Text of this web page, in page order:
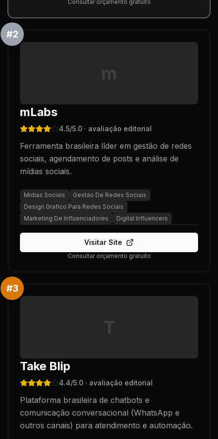
Consultar orçamento gratuito
#2
m
mLabs
4.5/5.0 · avaliação editorial
Ferramenta brasileira líder em gestão de redes
sociais, agendamento de posts e análise de
mídias sociais.
Midias Sociais
Gestao De Redes Sociais
Design Grafico Para Redes Sociais
Marketing De Influenciadores
Digital Influencers
Visitar Site
Consultar orçamento gratuito
#3
T
Take Blip
4.4/5.0 · avaliação editorial
Plataforma brasileira de chatbots e
comunicação conversacional (WhatsApp e
outros canais) para atendimento e automação.